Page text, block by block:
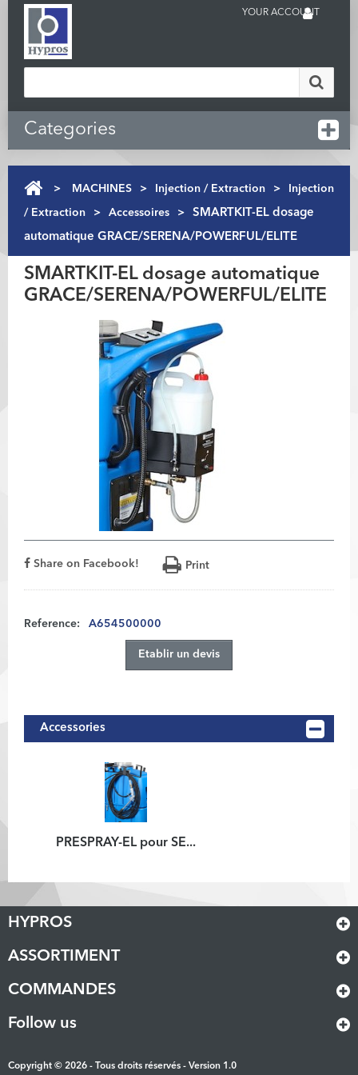
YOUR ACCOUNT
Categories
> MACHINES > Injection / Extraction > Injection
/ Extraction > Accessoires >
SMARTKIT-EL dosage
automatique GRACE/SERENA/POWERFUL/ELITE
SMARTKIT-EL dosage automatique
GRACE/SERENA/POWERFUL/ELITE
Share on Facebook! Print
Reference: A654500000
Etablir un devis
Accessories
PRESPRAY-EL pour SE...
HYPROS
Copyright © 2026 - Tous droits réservés - Version 1.0
ASSORTIMENT
COMMANDES
Follow us